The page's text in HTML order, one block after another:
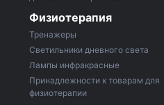
Физиотерапия
Тренажеры
Светильники дневного света
Лампы инфракрасные
Принадлежности к товарам для
физиотерапии